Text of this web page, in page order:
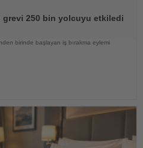
grevi 250 bin yolcuyu etkiledi
birinde başlayan iş bırakma eylemi